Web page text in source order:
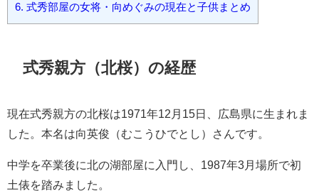
6. 式秀部屋の女将・向めぐみの現在と子供まとめ
式秀親方（北桜）の経歴
現在式秀親方の北桜は1971年12月15日、広島県に生まれま
した。本名は向英俊（むこうひでとし）さんです。
中学を卒業後に北の湖部屋に入門し、1987年3月場所で初
土俵を踏みました。